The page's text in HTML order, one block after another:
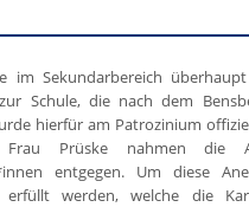
im Sekundarbereich
Schule, die nach dem
hierfür am Patrozinium
Prüske nahmen die
entgegen. Um diese
erfüllt werden, welche die